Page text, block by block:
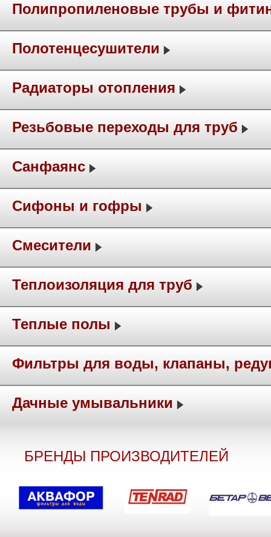
Полипропиленовые трубы и
Полотенцесушители
Радиаторы отопления
Резьбовые переходы для труб
Санфаянс
Сифоны и гофры
Смесители
Теплоизоляция для труб
Теплые полы
Фильтры для воды, клапаны,
Дачные умывальники
БРЕНДЫ ПРОИЗВОДИТЕЛЕЙ